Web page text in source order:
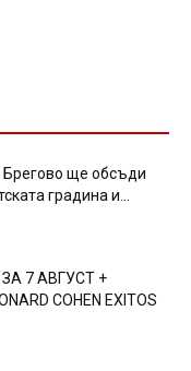
ще обсъди
градина и...
7 АВГУСТ +
COHEN EXITOS